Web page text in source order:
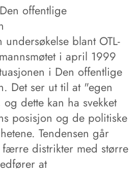
offentlige
blant OTL-
i april 1999
i Den offentlige
Det ser ut til at "egen
dette kan ha svekket
posisjon og de politiske
Tendensen går
distrikter med større
at